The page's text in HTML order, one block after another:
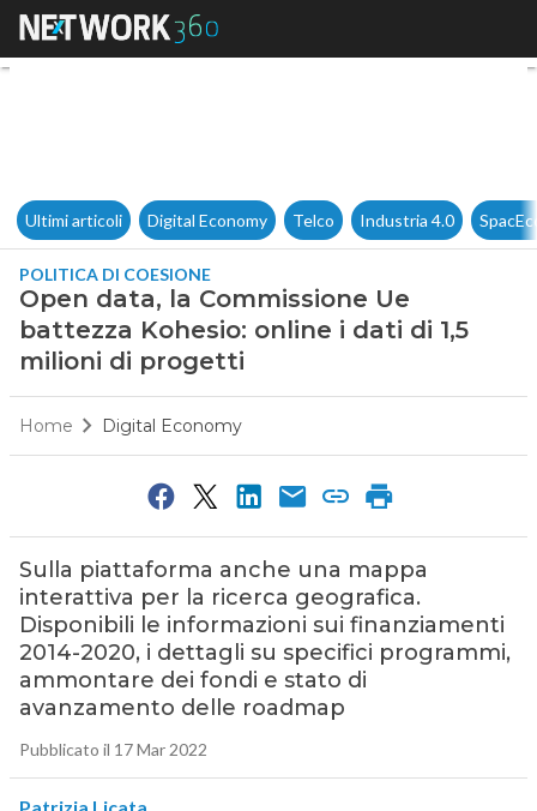
Open data, la Commissione
Ultimi articoli Digital Economy Telco Industria 4.0
POLITICA DI COESIONE
Open data, la Commissione Ue
battezza Kohesio: online i dati di 1,5
milioni di progetti
Home Digital Economy
Sulla piattaforma anche una mappa
interattiva per la ricerca geografica.
Disponibili le informazioni sui finanziamenti
2014-2020, i dettagli su specifici programmi,
ammontare dei fondi e stato di
avanzamento delle roadmap
Pubblicato il 17 Mar 2022